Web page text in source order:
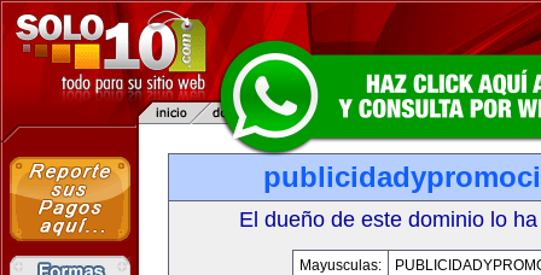
El dueño de este dominio lo
Mayusculas: